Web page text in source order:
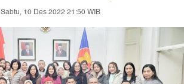
Sabtu, 10 Des 2022 21:50 WIB